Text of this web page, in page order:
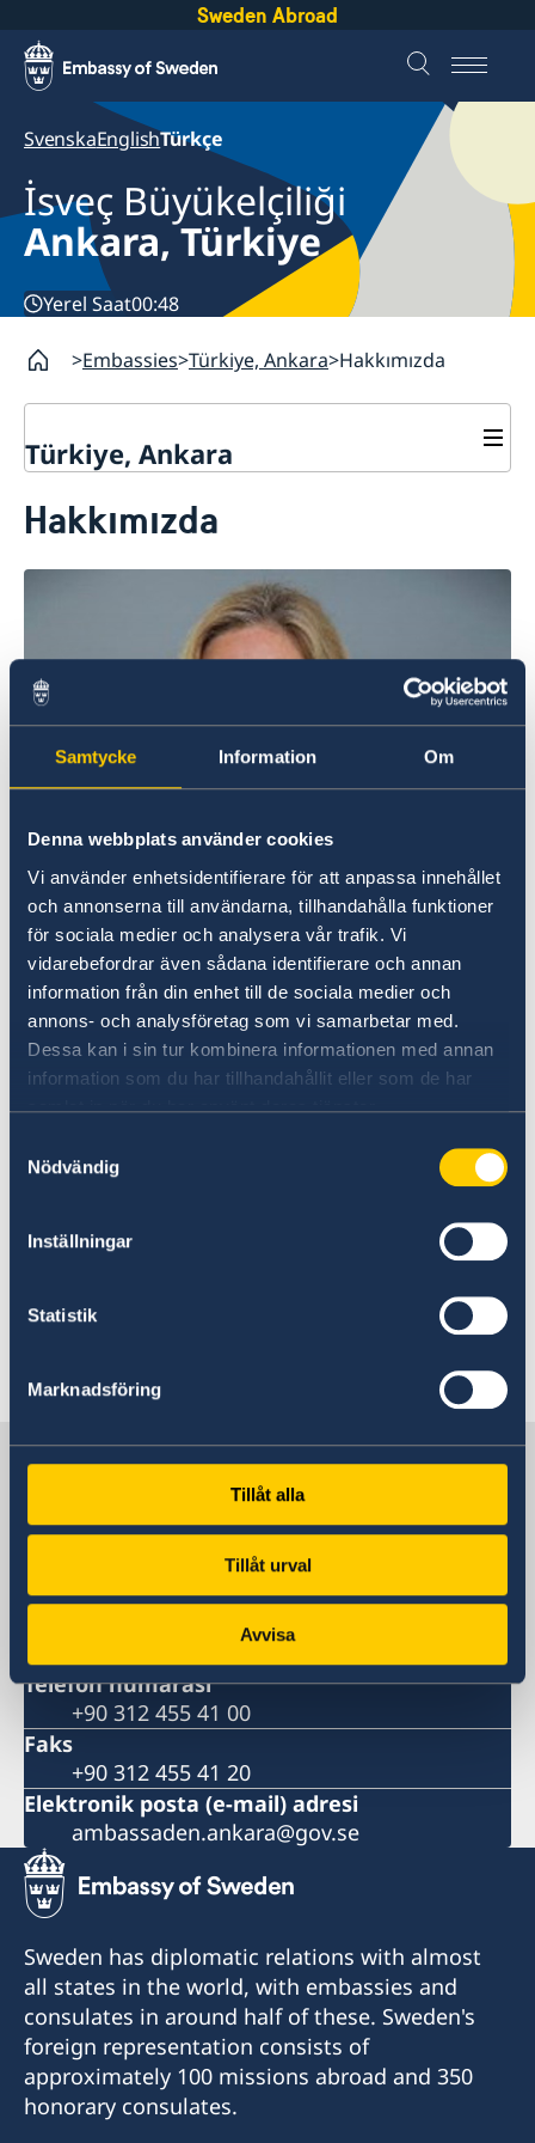
Samtycke Information Om
Denna webbplats använder cookies
Vi använder enhetsidentifierare för att anpassa innehållet
och annonserna till användarna, tillhandahålla funktioner
för sociala medier och analysera vår trafik. Vi
vidarebefordrar även sådana identifierare och annan
information från din enhet till de sociala medier och
annons- och analysföretag som vi samarbetar med.
Dessa kan i sin tur kombinera informationen med annan
information som du har tillhandahållit eller som de har
samlat in när du har använt deras tjänster.
Nödvändig
Inställningar
Statistik
Marknadsföring
Tillåt alla
Tillåt urval
Avvisa
Sweden Abroad
SvenskaEnglishTürkçe
İsveç Büyükelçiliği
Ankara, Türkiye
Yerel Saat00:48
Embassies Türkiye, Ankara Hakkımızda
Türkiye, Ankara
Hakkımızda
Biz İsveç şirketleri için bir kaynağız
Size Nasıl Destek Olabiliriz
Türkiye’deki İsveç Şirketleri
Ticaret Engellerini Bildirin
İsveç Sağlık ve Sosyal İşler Bakanı Lena Hallengren
tarafından Dünya Sağlık Örgütü’nün 23 Nisan tarihli
brifinginde yapılan konuşma
Hakkımızda
Türkiye’deki İsveç
İsveç Büyükelçiliği
Ziyaret adresi
Katip Çelebi Sokak No:7 Kavaklıdere
Telefon numarası
+90 312 455 41 00
Faks
+90 312 455 41 20
Elektronik posta (e-mail) adresi
ambassaden.ankara@gov.se
Sweden has diplomatic relations with almost
all states in the world, with embassies and
consulates in around half of these. Sweden's
foreign representation consists of
approximately 100 missions abroad and 350
honorary consulates.